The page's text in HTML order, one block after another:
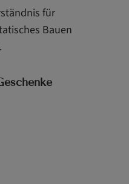
für
Bauen